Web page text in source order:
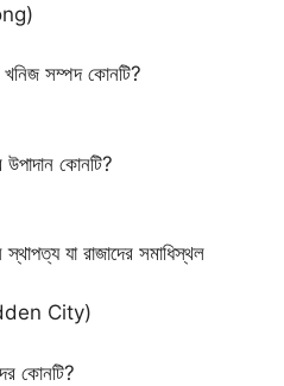
খনিজ সম্পদ কোনটি?
উপাদান কোনটি?
স্থাপত্য যা রাজাদের সমাধিস্থল
City)
কোনটি?